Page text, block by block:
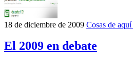
18 de diciembre de 2009 Cosas de aquí
El 2009 en debate